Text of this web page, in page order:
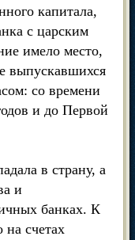
капитала,
с царским
имело место,
выпускавшихся
со времени
и до Первой
в страну, а
и
банках. К
на счетах